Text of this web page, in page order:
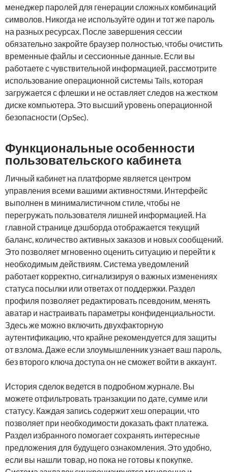
менеджер паролей для генерации сложных комбинаций
символов. Никогда не используйте один и тот же пароль
на разных ресурсах. После завершения сессии
обязательно закройте браузер полностью, чтобы очистить
временные файлы и сессионные данные. Если вы
работаете с чувствительной информацией, рассмотрите
использование операционной системы Tails, которая
загружается с флешки и не оставляет следов на жестком
диске компьютера. Это высший уровень операционной
безопасности (OpSec).
Функциональные особенности
пользовательского кабинета
Личный кабинет на платформе является центром
управления всеми вашими активностями. Интерфейс
выполнен в минималистичном стиле, чтобы не
перегружать пользователя лишней информацией. На
главной странице дэшборда отображается текущий
баланс, количество активных заказов и новых сообщений.
Это позволяет мгновенно оценить ситуацию и перейти к
необходимым действиям. Система уведомлений
работает корректно, сигнализируя о важных изменениях
статуса посылки или ответах от поддержки. Раздел
профиля позволяет редактировать псевдоним, менять
аватар и настраивать параметры конфиденциальности.
Здесь же можно включить двухфакторную
аутентификацию, что крайне рекомендуется для защиты
от взлома. Даже если злоумышленник узнает ваш пароль,
без второго ключа доступа он не сможет войти в аккаунт.
История сделок ведется в подробном журнале. Вы
можете отфильтровать транзакции по дате, сумме или
статусу. Каждая запись содержит хеш операции, что
позволяет при необходимости доказать факт платежа.
Раздел избранного помогает сохранять интересные
предложения для будущего ознакомления. Это удобно,
если вы нашли товар, но пока не готовы к покупке.